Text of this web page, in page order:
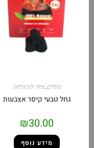
גחלים,ציוד לנרגילות
גחל טבעי קיסר אצבעות
₪30.00
מידע נוסף